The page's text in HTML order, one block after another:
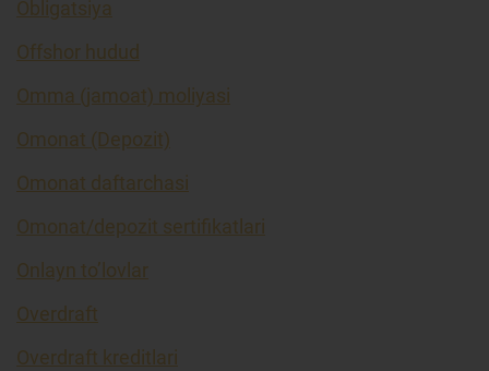
Obligatsiya
Offshor hudud
Omma (jamoat) moliyasi
Omonat (Depozit)
Omonat daftarchasi
Omonat/depozit sertifikatlari
Onlayn to’lovlar
Overdraft
Overdraft kreditlari